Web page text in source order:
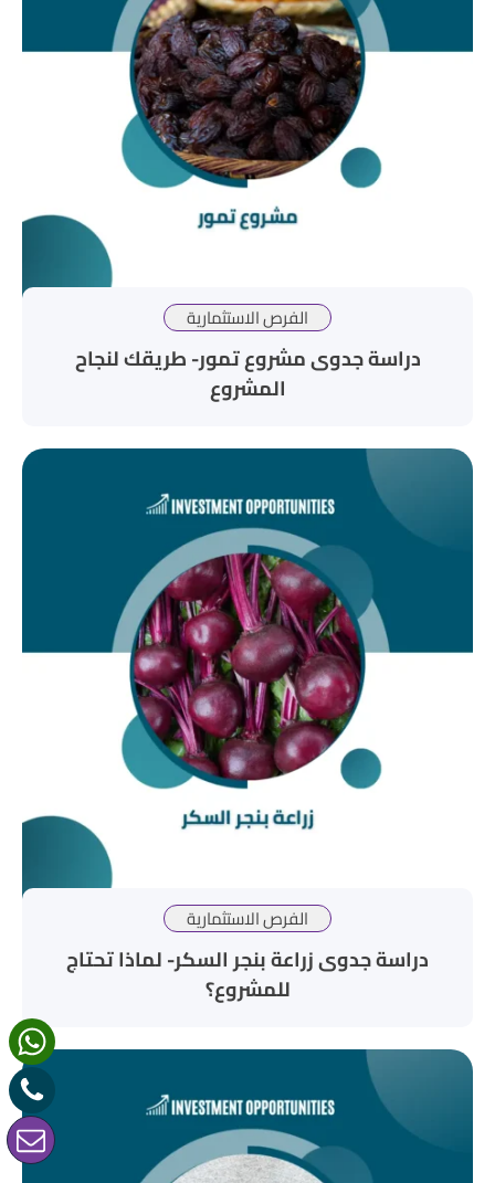
الفرص الاستثمارية
دراسة جدوى مشروع تمور- طريقك لنجاح
المشروع
الفرص الاستثمارية
دراسة جدوى زراعة بنجر السكر- لماذا تحتاج
للمشروع؟